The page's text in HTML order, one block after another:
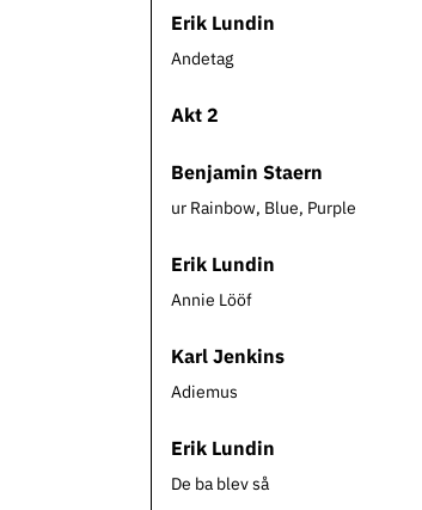
Erik Lundin
Andetag
Akt 2
Benjamin Staern
ur Rainbow, Blue, Purple
Erik Lundin
Annie Lööf
Karl Jenkins
Adiemus
Erik Lundin
De ba blev så